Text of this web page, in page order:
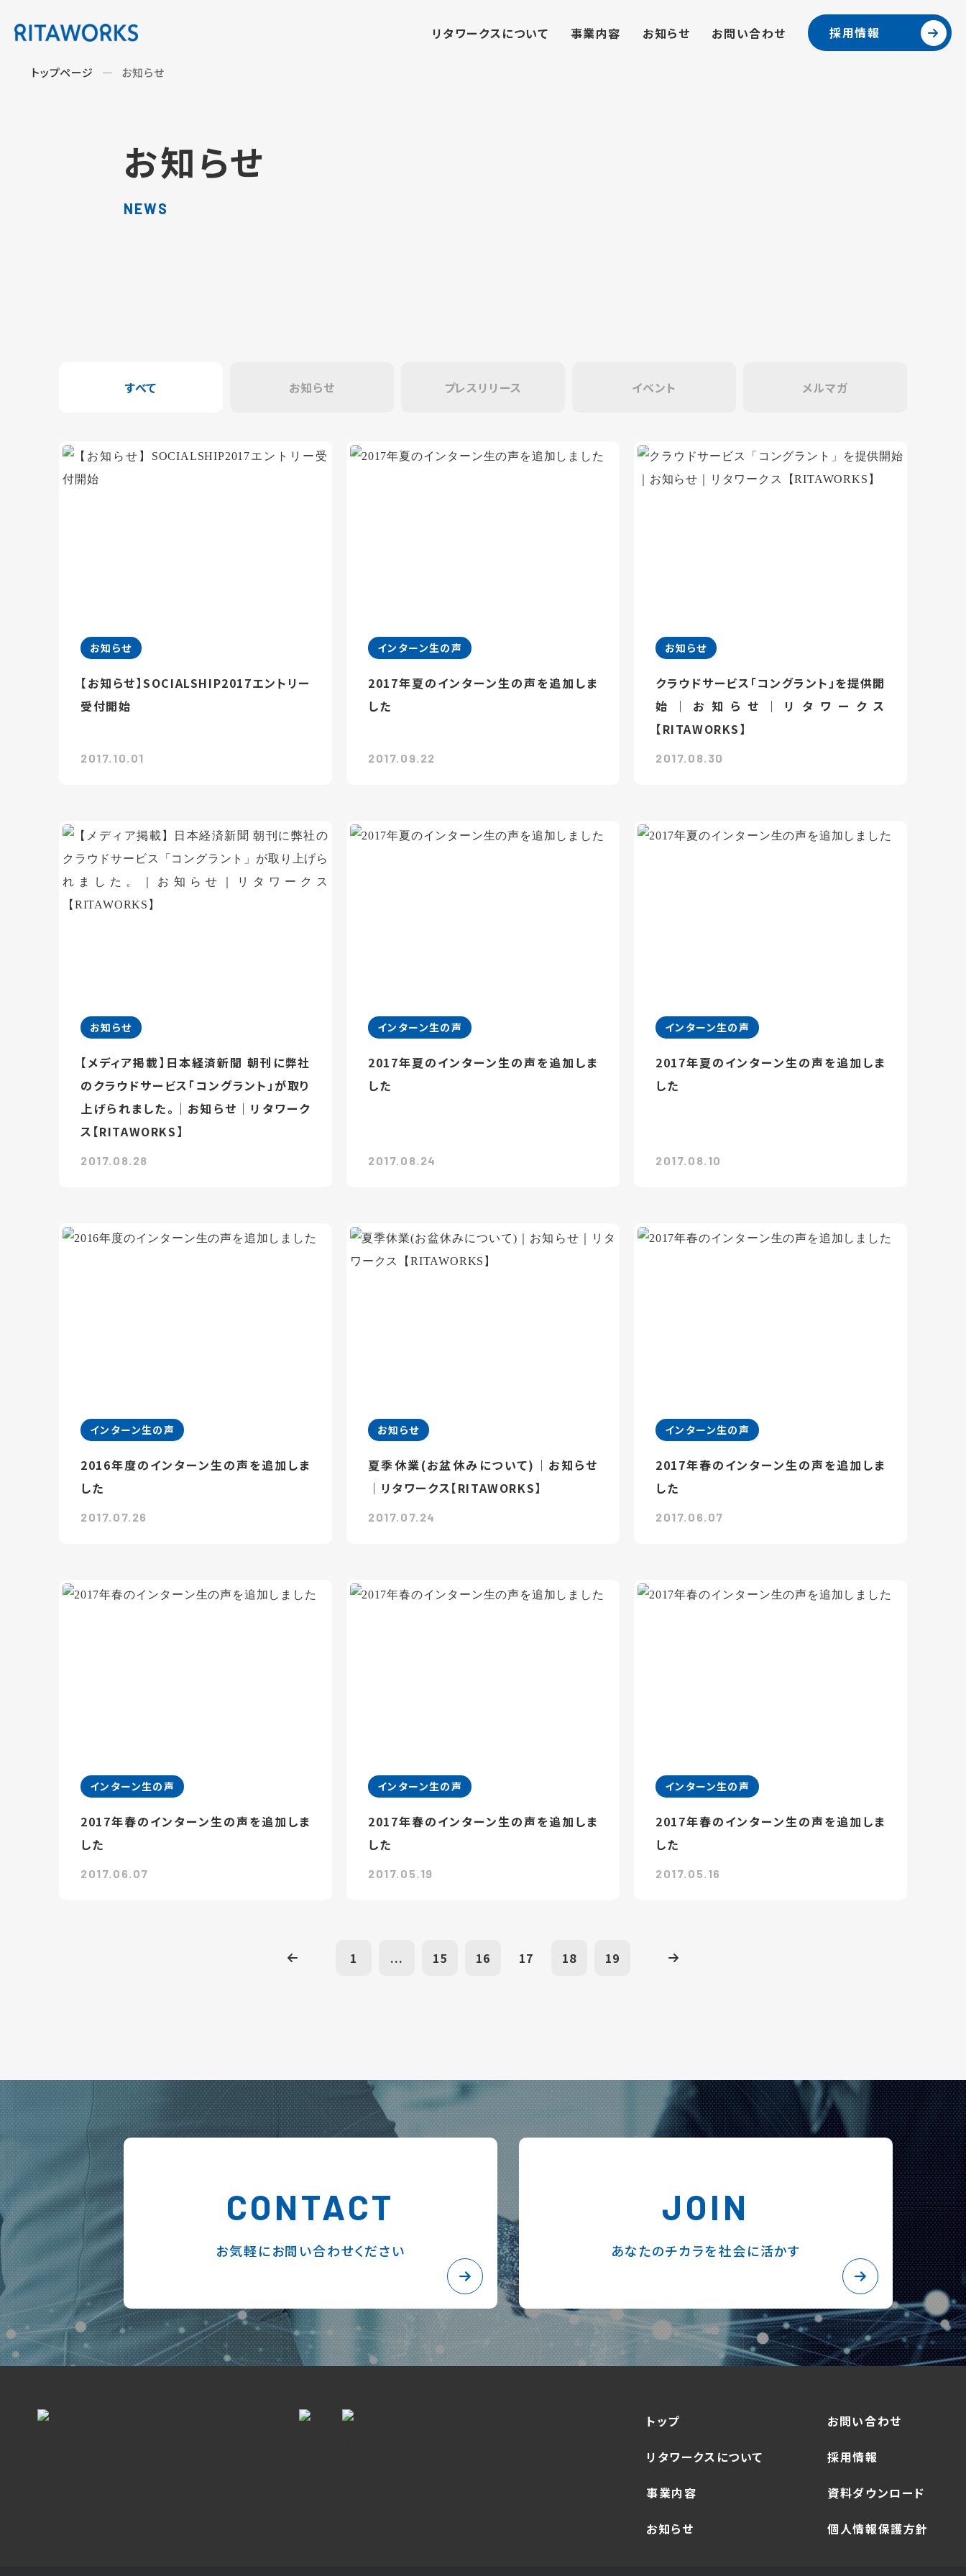
リタワークスについて 事業内容 お知らせ お問い合わせ 採用情報
トップページ お知らせ
お知らせ
NEWS
すべて お知らせ プレスリリース イベント メルマガ
お知らせ
【お知らせ】SOCIALSHIP2017エントリー
受付開始
2017.10.01
インターン生の声
2017年夏のインターン生の声を追加しま
した
2017.09.22
お知らせ
クラウドサービス「コングラント」を提供開
始｜お知らせ｜リタワークス
【RITAWORKS】
2017.08.30
お知らせ
【メディア掲載】日本経済新聞 朝刊に弊社
のクラウドサービス「コングラント」が取り
上げられました。｜お知らせ｜リタワーク
ス【RITAWORKS】
2017.08.28
インターン生の声
2017年夏のインターン生の声を追加しま
した
2017.08.24
インターン生の声
2017年夏のインターン生の声を追加しま
した
2017.08.10
インターン生の声
2016年度のインターン生の声を追加しま
した
2017.07.26
お知らせ
夏季休業(お盆休みについて)｜お知らせ
｜リタワークス【RITAWORKS】
2017.07.24
インターン生の声
2017年春のインターン生の声を追加しま
した
2017.06.07
インターン生の声
2017年春のインターン生の声を追加しま
した
2017.06.07
インターン生の声
2017年春のインターン生の声を追加しま
した
2017.05.19
インターン生の声
2017年春のインターン生の声を追加しま
した
2017.05.16
1 ... 15 16 17 18 19
CONTACT
お気軽にお問い合わせください
JOIN
あなたのチカラを社会に活かす
トップ
リタワークスについて
事業内容
お知らせ
お問い合わせ
採用情報
資料ダウンロード
個人情報保護方針